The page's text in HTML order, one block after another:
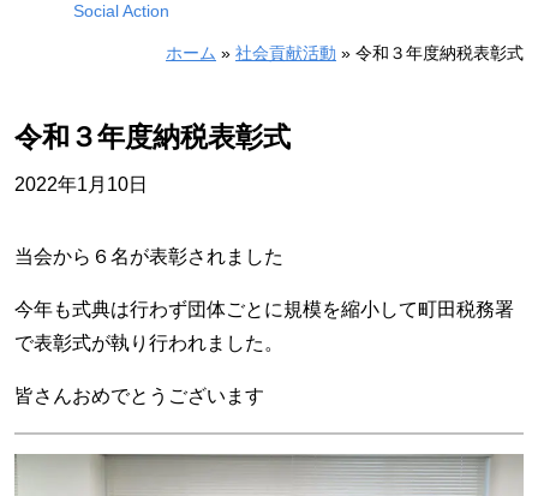
Social Action
ホーム » 社会貢献活動 » 令和３年度納税表彰式
令和３年度納税表彰式
2022年1月10日
当会から６名が表彰されました
今年も式典は行わず団体ごとに規模を縮小して町田税務署
で表彰式が執り行われました。
皆さんおめでとうございます